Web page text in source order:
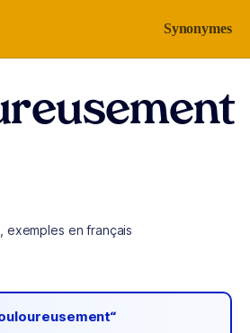
Synonymes
exemples en français